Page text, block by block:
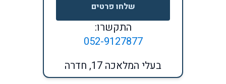
שלחו פרטים
התקשרו:
052-9127877
בעלי המלאכה 17, חדרה